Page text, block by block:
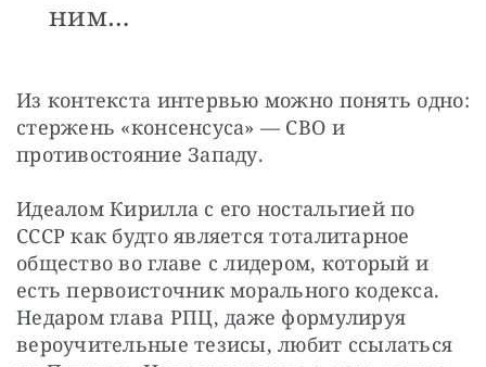
ним…
Из контекста интервью можно понять одно:
стержень «консенсуса» — СВО и
противостояние Западу.
Идеалом Кирилла с его ностальгией по
СССР как будто является тоталитарное
общество во главе с лидером, который и
есть первоисточник морального кодекса.
Недаром глава РПЦ, даже формулируя
вероучительные тезисы, любит ссылаться